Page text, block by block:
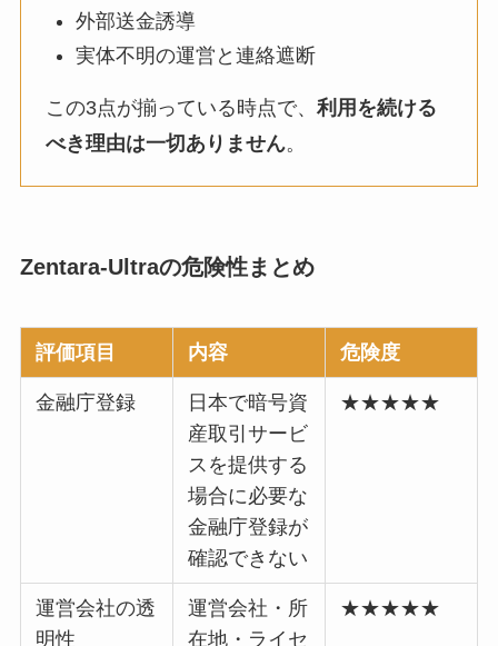
外部送金誘導
実体不明の運営と連絡遮断
この3点が揃っている時点で、利用を続ける
べき理由は一切ありません。
Zentara-Ultraの危険性まとめ
評価項目 内容 危険度
金融庁登録
日本で暗号資
産取引サービ
スを提供する
場合に必要な
金融庁登録が
確認できない
★★★★★
運営会社の透
明性
運営会社・所
在地・ライセ
★★★★★